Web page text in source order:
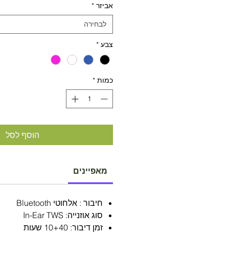
אביזר *
לבחירה
צבע *
כמות *
הוסף לסל
מאפיינים
חיבור : אלחוטי Bluetooth
סוג אוזנייה: In-Ear TWS
זמן דיבור: 10+40 שעות